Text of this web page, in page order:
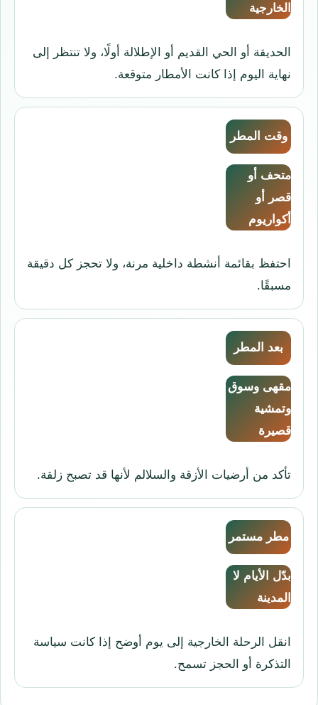
الخارجية
الحديقة أو الحي القديم أو الإطلالة أولًا، ولا تنتظر إلى
نهاية اليوم إذا كانت الأمطار متوقعة.
وقت المطر
متحف أو
قصر أو
أكواريوم
احتفظ بقائمة أنشطة داخلية مرنة، ولا تحجز كل دقيقة
مسبقًا.
بعد المطر
مقهى وسوق
وتمشية
قصيرة
تأكد من أرضيات الأزقة والسلالم لأنها قد تصبح زلقة.
مطر مستمر
بدّل الأيام لا
المدينة
انقل الرحلة الخارجية إلى يوم أوضح إذا كانت سياسة
التذكرة أو الحجز تسمح.